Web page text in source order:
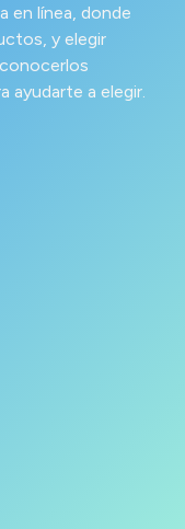
en línea, donde
y elegir
ayudarte a elegir.